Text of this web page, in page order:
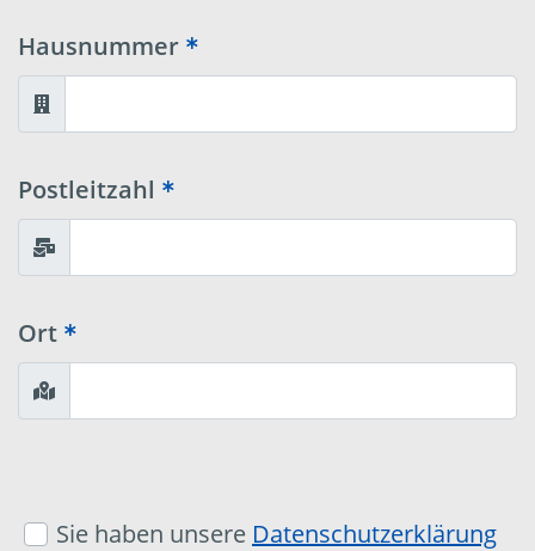
Hausnummer
Postleitzahl
Ort
Sie haben unsere Datenschutzerklärung